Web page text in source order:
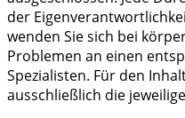
der
wenden Sie sich bei
Problemen an einen
Spezialisten. Für den
ausschließlich die